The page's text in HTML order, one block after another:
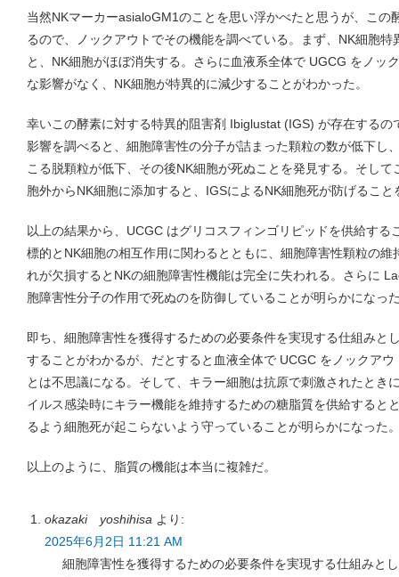
当然NKマーカーasialoGM1のことを思い浮かべたと思うが、この
るので、ノックアウトでその機能を調べている。まず、NK細胞
と、NK細胞がほぼ消失する。さらに血液系全体で UGCG をノッ
な影響がなく、NK細胞が特異的に減少することがわかった。
幸いこの酵素に対する特異的阻害剤 Ibiglustat (IGS) が存在するの
影響を調べると、細胞障害性の分子が詰まった顆粒の数が低下し
こる脱顆粒が低下、その後NK細胞が死ぬことを発見する。そし
胞外からNK細胞に添加すると、IGSによるNK細胞死が防げること
以上の結果から、UCGC はグリコスフィンゴリピッドを供給する
標的とNK細胞の相互作用に関わるとともに、細胞障害性顆粒の
れが欠損するとNKの細胞障害性機能は完全に失われる。さらに
胞障害性分子の作用で死ぬのを防御していることが明らかになっ
即ち、細胞障害性を獲得するための必要条件を実現する仕組みと
することがわかるが、だとすると血液全体で UCGC をノックア
とは不思議になる。そして、キラー細胞は抗原で刺激されたとき
イルス感染時にキラー機能を維持するための糖脂質を供給すると
るよう細胞死が起こらないよう守っていることが明らかになった
以上のように、脂質の機能は本当に複雑だ。
okazaki yoshihisa より:
2025年6月2日 11:21 AM
細胞障害性を獲得するための必要条件を実現する仕組みと